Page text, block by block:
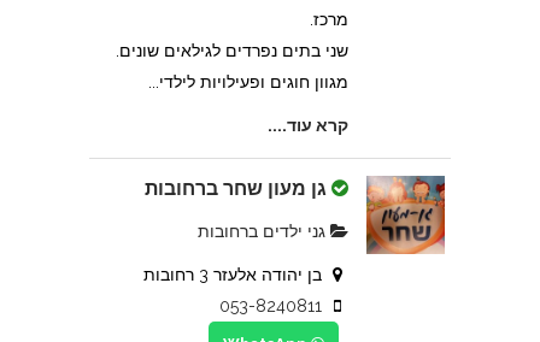
מרכז.
שני בתים נפרדים לגילאים שונים.
מגוון חוגים ופעילויות לילדי...
קרא עוד....
גן מעון שחר ברחובות
גני ילדים ברחובות
בן יהודה אלעזר 3 רחובות
053-8240811